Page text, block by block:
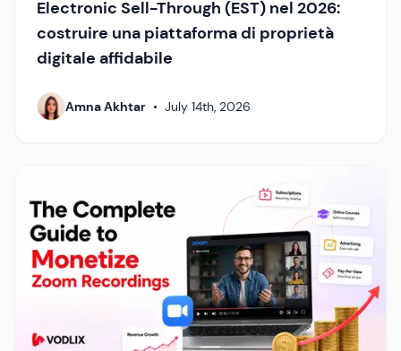
Electronic Sell-Through (EST) nel 2026:
costruire una piattaforma di proprietà
digitale affidabile
Amna Akhtar • July 14th, 2026